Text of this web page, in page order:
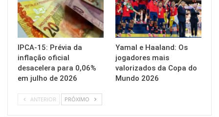
IPCA-15: Prévia da
inflação oficial
desacelera para 0,06%
em julho de 2026
Yamal e Haaland: Os
jogadores mais
valorizados da Copa do
Mundo 2026
ANTERIOR PRÓXIMO